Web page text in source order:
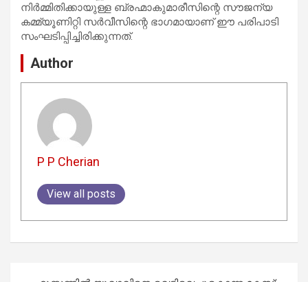
നിർമ്മിതിക്കായുള്ള ബ്രഹ്മാകുമാരീസിന്റെ സൗജന്യ
കമ്മ്യൂണിറ്റി സർവീസിന്റെ ഭാഗമായാണ് ഈ പരിപാടി
സംഘടിപ്പിച്ചിരിക്കുന്നത്.
Author
P P Cherian
View all posts